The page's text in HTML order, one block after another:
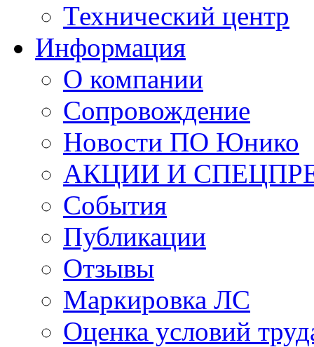
Технический центр
Информация
О компании
Сопровождение
Новости ПО Юнико
АКЦИИ И
События
Публикации
Отзывы
Маркировка ЛС
Оценка условий